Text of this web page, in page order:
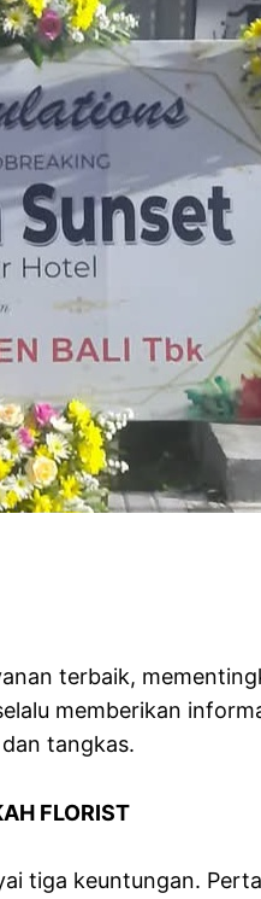
terbaik,
memberikan
tangkas.
FLORIST
tiga keuntungan.